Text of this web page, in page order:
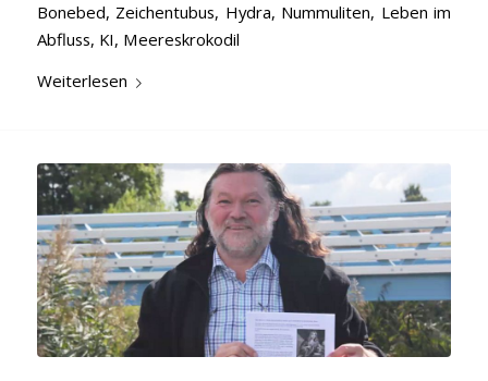
Bonebed, Zeichentubus, Hydra, Nummuliten, Leben im
Abfluss, KI, Meereskrokodil
Weiterlesen